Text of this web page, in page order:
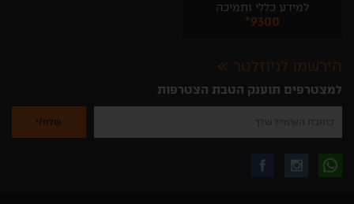
למידע כללי ותמיכה
*9300
הירשמו לניוזלטר
למצטרפים תוענק הטבת הצטרפות
להזין
שלך
לקבלת עקבו